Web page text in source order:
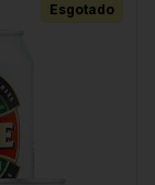
Esgotado